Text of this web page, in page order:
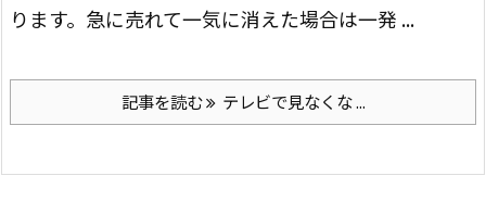
ります。 急に売れて一気に消えた場合は一発 ...
記事を読む テレビで見なくな ...